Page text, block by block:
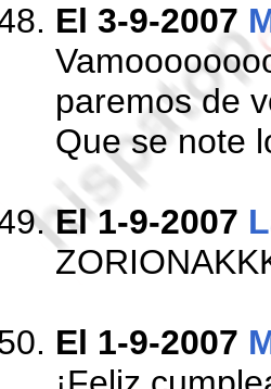
El 3-9-2007
paremos de
Que se note
El 1-9-2007
El 1-9-2007